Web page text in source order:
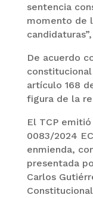
sentencia
momento de
De acuerdo
artículo 168
figura de la
El TCP
0083/2024
enmienda,
presentada
Carlos